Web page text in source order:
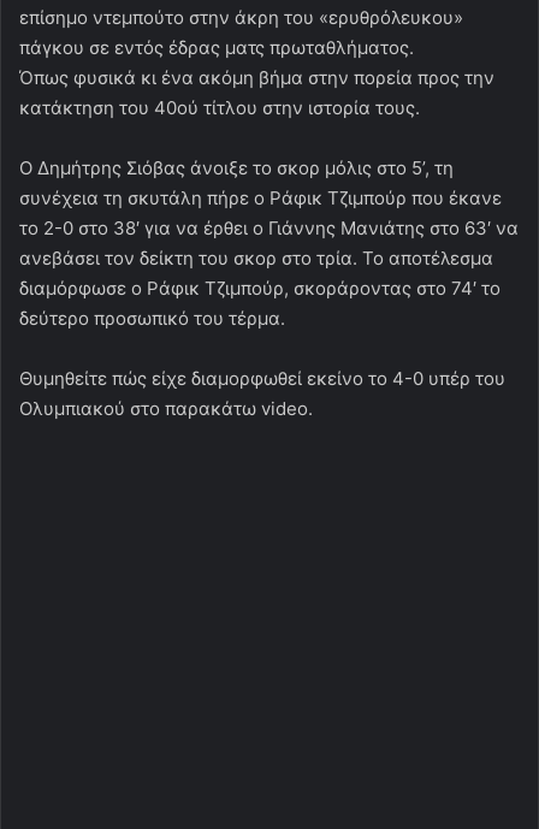
επίσημο ντεμπούτο στην άκρη του «ερυθρόλευκου»
πάγκου σε εντός έδρας ματς πρωταθλήματος.
Όπως φυσικά κι ένα ακόμη βήμα στην πορεία προς την
κατάκτηση του 40ού τίτλου στην ιστορία τους.
Ο Δημήτρης Σιόβας άνοιξε το σκορ μόλις στο 5’, τη
συνέχεια τη σκυτάλη πήρε ο Ράφικ Τζιμπούρ που έκανε
το 2-0 στο 38′ για να έρθει ο Γιάννης Μανιάτης στο 63′ να
ανεβάσει τον δείκτη του σκορ στο τρία. Το αποτέλεσμα
διαμόρφωσε ο Ράφικ Τζιμπούρ, σκοράροντας στο 74′ το
δεύτερο προσωπικό του τέρμα.
Θυμηθείτε πώς είχε διαμορφωθεί εκείνο το 4-0 υπέρ του
Ολυμπιακού στο παρακάτω video.